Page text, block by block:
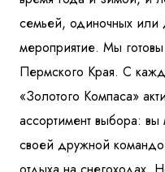
семьей, одиночных или
мероприятие. Мы готовы
Пермского Края. С
«Золотого Компаса»
ассортимент выбора:
своей дружной